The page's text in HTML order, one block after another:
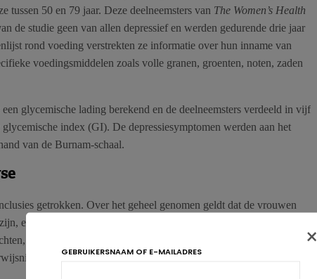
tussen 50 en 79 jaar. Deze deelneemsters van The Women’s Health
de studie geen van allen depressief en werden gedurende drie jaar
rond voeding verstrekten ze informatie over hun inname van
voedingsmiddelen zoals volle granen, groenten, noten, zaden
glycemische lading berekend en de deelneemsters verdeeld in vijf
glycemische index (GI). De depressiesymptomen werden aan het
van de Burnam-schaal.
getrokken. Over het geheel genomen geldt dat de vrouwen
een hogere BMI hebben, minder bewegen, meer vette producten
noten, zaden en voedingsvezels eten, vaker tot een etnische
en inkomen hebben en een voorgeschiedenis van
×
GEBRUIKERSNAAM OF E-MAILADRES